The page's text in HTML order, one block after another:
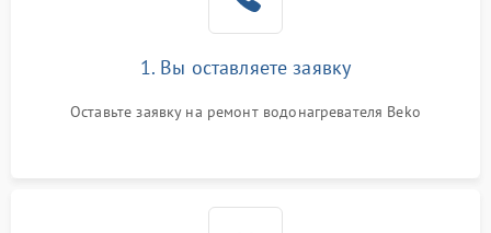
1. Вы оставляете заявку
Оставьте заявку на ремонт водонагревателя Beko